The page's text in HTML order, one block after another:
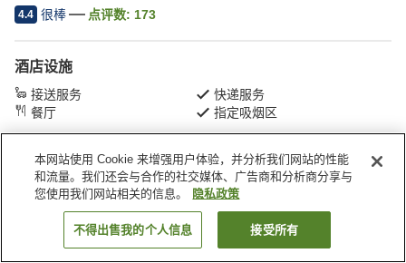
4.4 很棒 点评数: 173
酒店设施
接送服务
快递服务
餐厅
指定吸烟区
首页 日本 长野县 木曾町 长野木曽驹高原森之酒店
搜索客房
本网站使用 Cookie 来增强用户体验，并分析我们网站的性能
和流量。我们还会与合作的社交媒体、广告商和分析商分享与
您使用我们网站相关的信息。
隐私政策
不得出售我的个人信息 接受所有